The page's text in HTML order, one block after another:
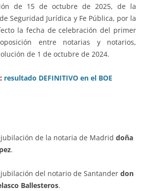
de 15 de octubre de 2025, de la
Seguridad Jurídica y Fe Pública, por la
la fecha de celebración del primer
entre notarias y notarios,
de 1 de octubre de 2024.
resultado DEFINITIVO en el BOE
de la notaria de Madrid doña
.
del notario de Santander don
Ballesteros.